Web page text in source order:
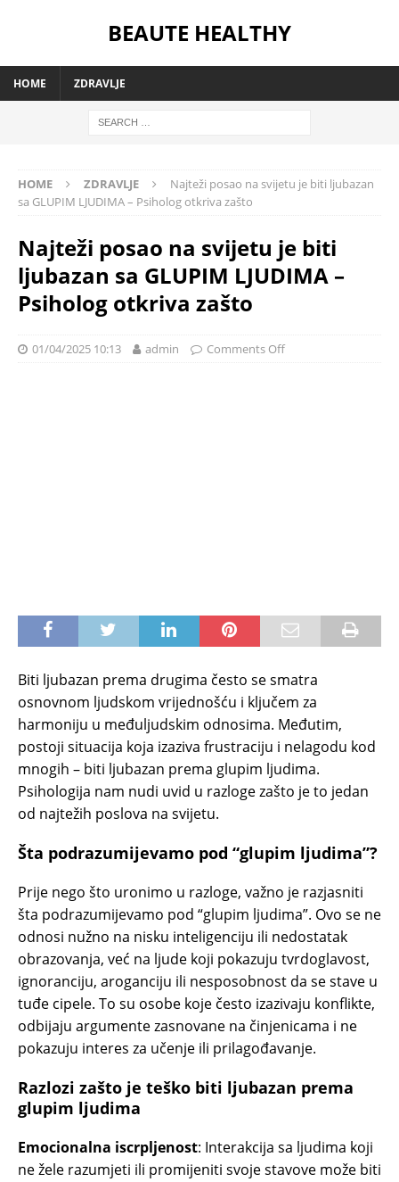
BEAUTE HEALTHY
HOME ZDRAVLJE
HOME ZDRAVLJE
Najteži posao na svijetu je biti ljubazan
sa GLUPIM LJUDIMA – Psiholog otkriva zašto
Najteži posao na svijetu je biti
ljubazan sa GLUPIM LJUDIMA –
Psiholog otkriva zašto
01/04/2025 10:13 admin Comments Off
Biti ljubazan prema drugima često se smatra
osnovnom ljudskom vrijednošću i ključem za
harmoniju u međuljudskim odnosima. Međutim,
postoji situacija koja izaziva frustraciju i nelagodu kod
mnogih – biti ljubazan prema glupim ljudima.
Psihologija nam nudi uvid u razloge zašto je to jedan
od najtežih poslova na svijetu.
Šta podrazumijevamo pod “glupim ljudima”?
Prije nego što uronimo u razloge, važno je razjasniti
šta podrazumijevamo pod “glupim ljudima”. Ovo se ne
odnosi nužno na nisku inteligenciju ili nedostatak
obrazovanja, već na ljude koji pokazuju tvrdoglavost,
ignoranciju, aroganciju ili nesposobnost da se stave u
tuđe cipele. To su osobe koje često izazivaju konflikte,
odbijaju argumente zasnovane na činjenicama i ne
pokazuju interes za učenje ili prilagođavanje.
Razlozi zašto je teško biti ljubazan prema
glupim ljudima
Emocionalna iscrpljenost: Interakcija sa ljudima koji
ne žele razumjeti ili promijeniti svoje stavove može biti